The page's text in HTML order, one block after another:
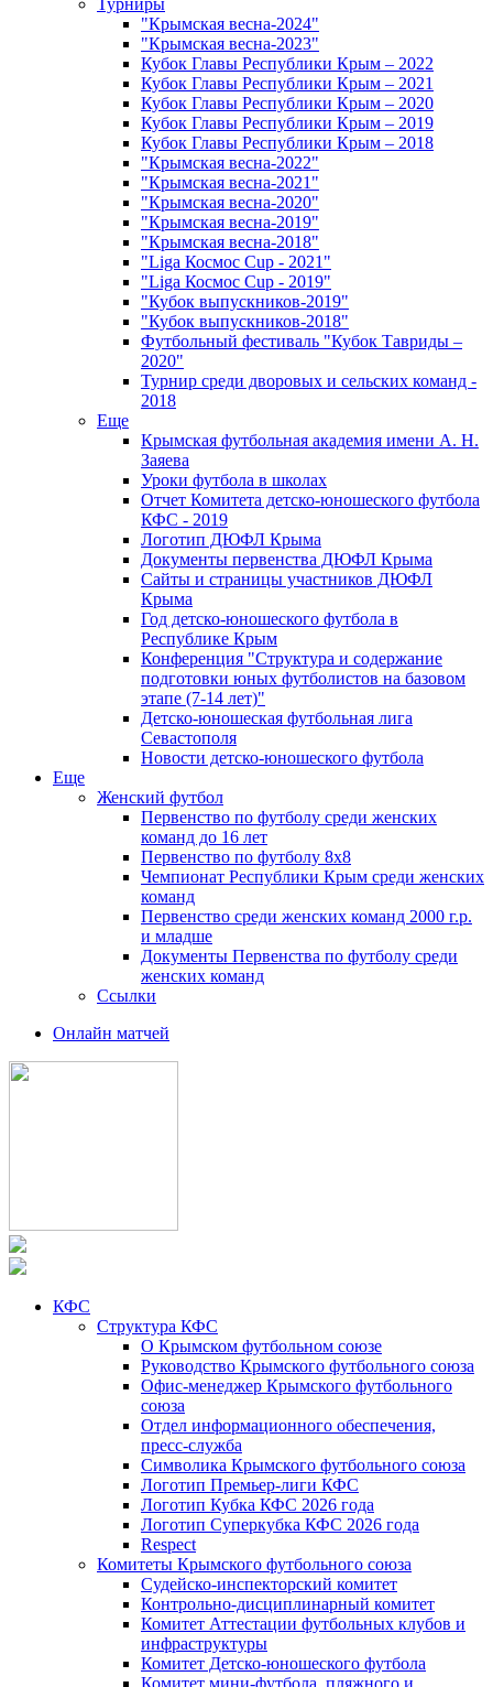
Турниры
"Крымская весна-2024"
"Крымская весна-2023"
Кубок Главы Республики Крым – 2022
Кубок Главы Республики Крым – 2021
Кубок Главы Республики Крым – 2020
Кубок Главы Республики Крым – 2019
Кубок Главы Республики Крым – 2018
"Крымская весна-2022"
"Крымская весна-2021"
"Крымская весна-2020"
"Крымская весна-2019"
"Крымская весна-2018"
"Liga Космос Cup - 2021"
"Liga Космос Cup - 2019"
"Кубок выпускников-2019"
"Кубок выпускников-2018"
Футбольный фестиваль "Кубок Тавриды –
2020"
Турнир среди дворовых и сельских команд -
2018
Еще
Крымская футбольная академия имени А. Н.
Заяева
Уроки футбола в школах
Отчет Комитета детско-юношеского футбола
КФС - 2019
Логотип ДЮФЛ Крыма
Документы первенства ДЮФЛ Крыма
Сайты и страницы участников ДЮФЛ
Крыма
Год детско-юношеского футбола в
Республике Крым
Конференция "Структура и содержание
подготовки юных футболистов на базовом
этапе (7-14 лет)"
Детско-юношеская футбольная лига
Севастополя
Новости детско-юношеского футбола
Еще
Женский футбол
Первенство по футболу среди женских
команд до 16 лет
Первенство по футболу 8х8
Чемпионат Республики Крым среди женских
команд
Первенство среди женских команд 2000 г.р.
и младше
Документы Первенства по футболу среди
женских команд
Ссылки
Онлайн матчей
КФС
Структура КФС
О Крымском футбольном союзе
Руководство Крымского футбольного союза
Офис-менеджер Крымского футбольного
союза
Отдел информационного обеспечения,
пресс-служба
Символика Крымского футбольного союза
Логотип Премьер-лиги КФС
Логотип Кубка КФС 2026 года
Логотип Суперкубка КФС 2026 года
Respect
Комитеты Крымского футбольного союза
Судейско-инспекторский комитет
Контрольно-дисциплинарный комитет
Комитет Аттестации футбольных клубов и
инфраструктуры
Комитет Детско-юношеского футбола
Комитет мини-футбола, пляжного и